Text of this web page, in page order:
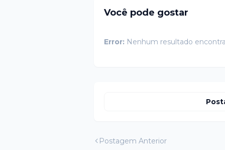
Você pode gostar
Error: Nenhum resultado
Postagem Anterior